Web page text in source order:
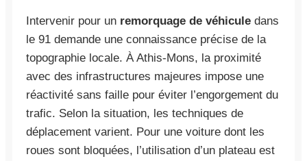
Intervenir pour un remorquage de véhicule dans
le 91 demande une connaissance précise de la
topographie locale. À Athis-Mons, la proximité
avec des infrastructures majeures impose une
réactivité sans faille pour éviter l’engorgement du
trafic. Selon la situation, les techniques de
déplacement varient. Pour une voiture dont les
roues sont bloquées, l’utilisation d’un plateau est